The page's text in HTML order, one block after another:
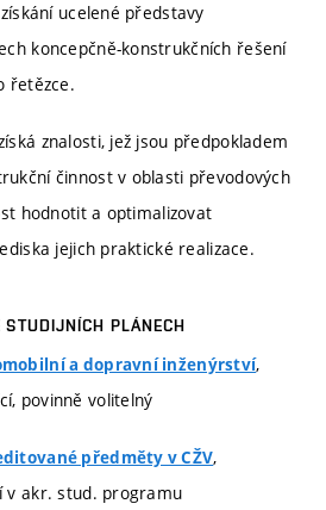
ucelené představy
koncepčně-konstrukčních řešení
řetězce.
znalosti, jež jsou předpokladem
činnost v oblasti převodových
hodnotit a optimalizovat
jejich praktické realizace.
PLÁNECH
a dopravní inženýrství,
povinně volitelný
předměty v CŽV,
v akr. stud. programu